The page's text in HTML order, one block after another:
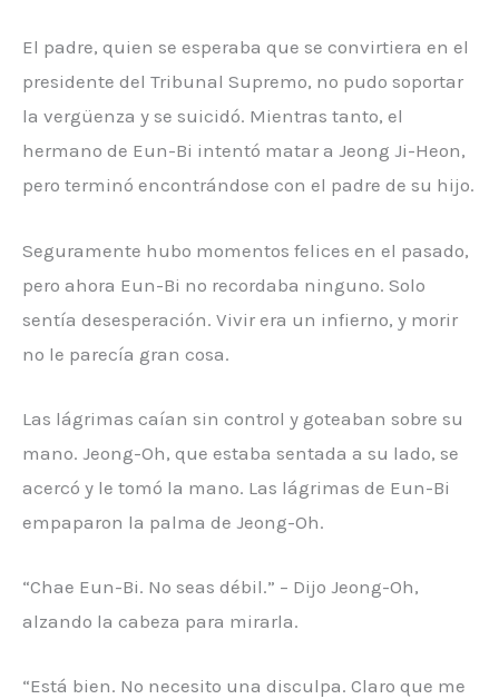
El padre, quien se esperaba que se convirtiera en el
presidente del Tribunal Supremo, no pudo soportar
la vergüenza y se suicidó. Mientras tanto, el
hermano de Eun-Bi intentó matar a Jeong Ji-Heon,
pero terminó encontrándose con el padre de su hijo.
Seguramente hubo momentos felices en el pasado,
pero ahora Eun-Bi no recordaba ninguno. Solo
sentía desesperación. Vivir era un infierno, y morir
no le parecía gran cosa.
Las lágrimas caían sin control y goteaban sobre su
mano. Jeong-Oh, que estaba sentada a su lado, se
acercó y le tomó la mano. Las lágrimas de Eun-Bi
empaparon la palma de Jeong-Oh.
“Chae Eun-Bi. No seas débil.” – Dijo Jeong-Oh,
alzando la cabeza para mirarla.
“Está bien. No necesito una disculpa. Claro que me